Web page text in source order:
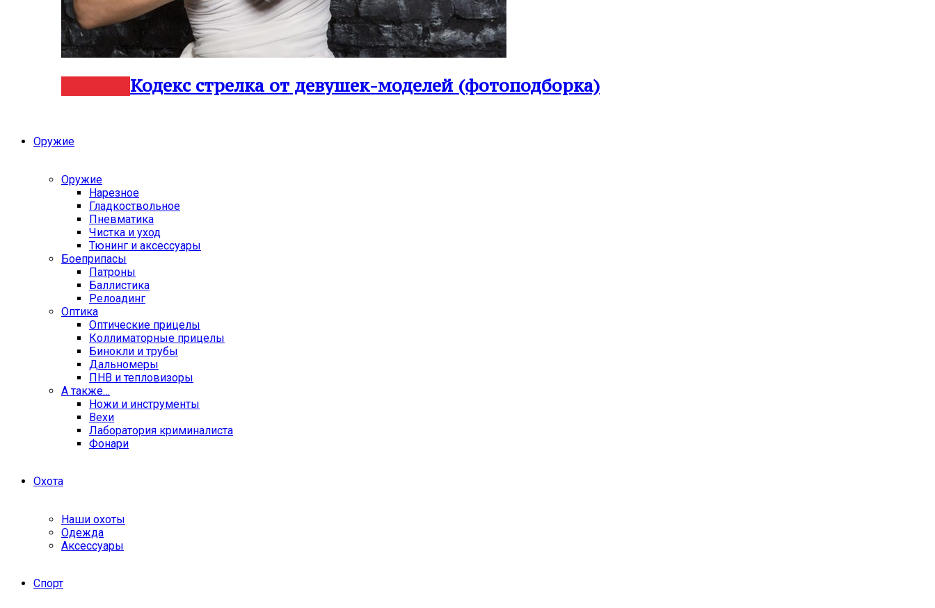
Кодекс стрелка от девушек-моделей (фотоподборка)
Оружие
Оружие
Нарезное
Гладкоствольное
Пневматика
Чистка и уход
Тюнинг и аксессуары
Боеприпасы
Патроны
Баллистика
Релоадинг
Оптика
Оптические прицелы
Коллиматорные прицелы
Бинокли и трубы
Дальномеры
ПНВ и тепловизоры
А также…
Ножи и инструменты
Вехи
Лаборатория криминалиста
Фонари
Охота
Наши охоты
Одежда
Аксессуары
Спорт